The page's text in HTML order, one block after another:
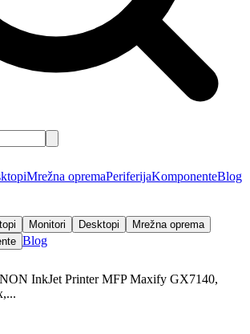
Mrežna opremaPeriferijaKomponenteBlog
Monitori Desktopi
Mrežna oprema
Blog
InkJet Printer MFP Maxify GX7140,